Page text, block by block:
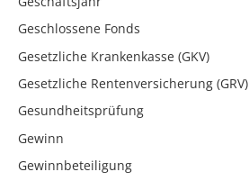
Geschlossene Fonds
Gesetzliche Krankenkasse (GKV)
Gesetzliche Rentenversicherung (GRV)
Gesundheitsprüfung
Gewinn
Gewinnbeteiligung